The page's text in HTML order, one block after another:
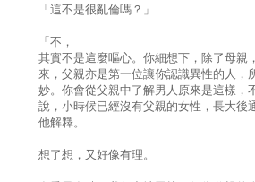
「這不是很亂倫嗎？」
「不，
其實不是這麼嘔心。你細想下，除了母
來，父親亦是第一位讓你認識異性的人，
妙。你會從父親中了解男人原來是這樣，
說，小時候已經沒有父親的女性，長大後
他解釋。
想了想，又好像有理。